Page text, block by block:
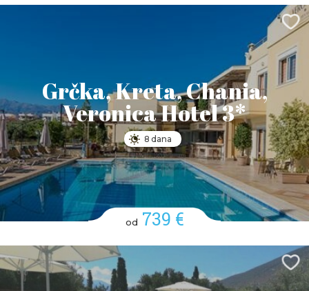
Grčka, Kreta, Chania,
Veronica Hotel 3*
8 dana
od 739 €